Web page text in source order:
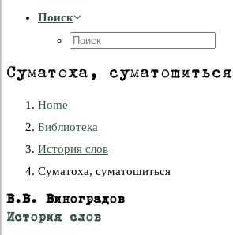
Поиск
Суматоха, суматошиться
Home
Библиотека
История слов
Суматоха, суматошиться
В.В. Виноградов
История слов